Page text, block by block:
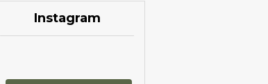
Instagram